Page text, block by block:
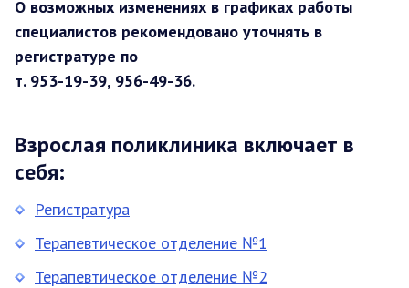
О возможных изменениях в графиках работы
специалистов рекомендовано уточнять в
регистратуре по
т. 953-19-39, 956-49-36.
Взрослая поликлиника включает в
себя:
Регистратура
Терапевтическое отделение №1
Терапевтическое отделение №2